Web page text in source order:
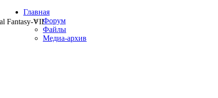
Fantasy-VII
Главная
Форум
Файлы
Медиа-архив